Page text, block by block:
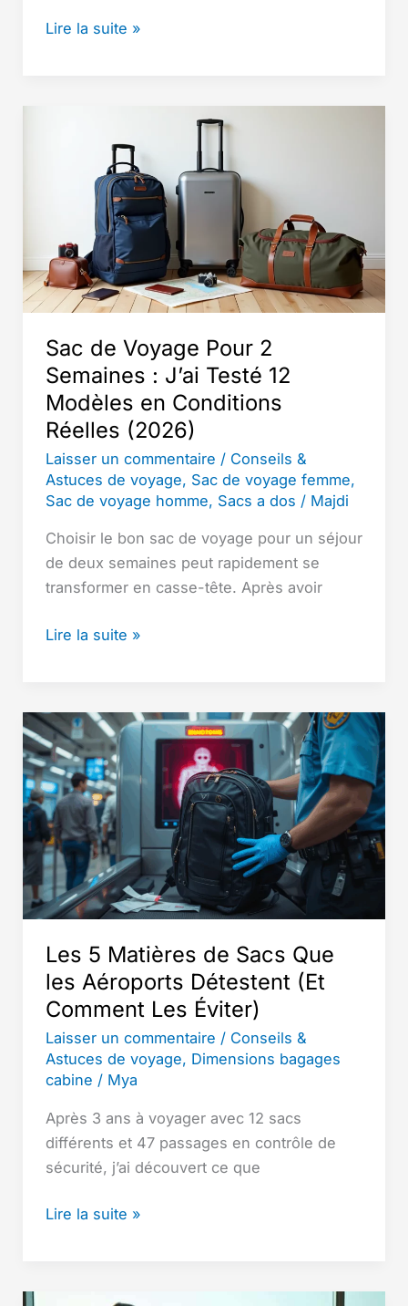
Sacs
modèles
pratiques
élégants
pour
week-
ends
Lire la suite »
Sac de Voyage Pour 2
Semaines : J’ai Testé 12
Modèles en Conditions
Réelles (2026)
Laisser un commentaire / Conseils &
Astuces de voyage, Sac de voyage femme,
Sac de voyage homme, Sacs a dos / Majdi
Choisir le bon sac de voyage pour un séjour
de deux semaines peut rapidement se
transformer en casse-tête. Après avoir
Sac
Pour
2
Semaines
:
J’ai
Testé
12
Modèles
en
Réelles
(2026)
Lire la suite »
Les 5 Matières de Sacs Que
les Aéroports Détestent (Et
Comment Les Éviter)
Laisser un commentaire / Conseils &
Astuces de voyage, Dimensions bagages
cabine / Mya
Après 3 ans à voyager avec 12 sacs
différents et 47 passages en contrôle de
sécurité, j’ai découvert ce que
Les
Lire la suite »